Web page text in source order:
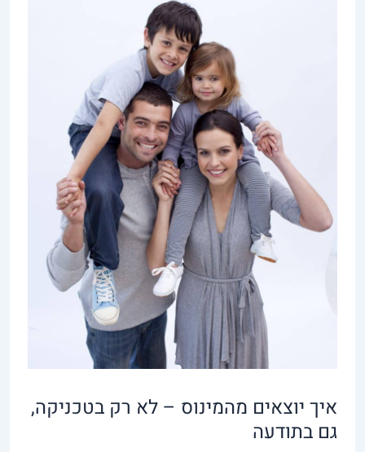
איך יוצאים מהמינוס – לא רק בטכניקה,
גם בתודעה
בטכניקה,
גם